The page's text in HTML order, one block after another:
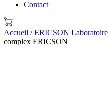
Contact
Accueil /ERICSON Laboratoire
complex ERICSON